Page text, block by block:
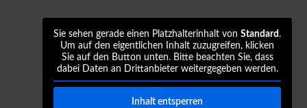
Sie sehen gerade einen Platzhalterinhalt von Standard.
Um auf den eigentlichen Inhalt zuzugreifen, klicken
Sie auf den Button unten. Bitte beachten Sie, dass
dabei Daten an Drittanbieter weitergegeben werden.
Inhalt entsperren